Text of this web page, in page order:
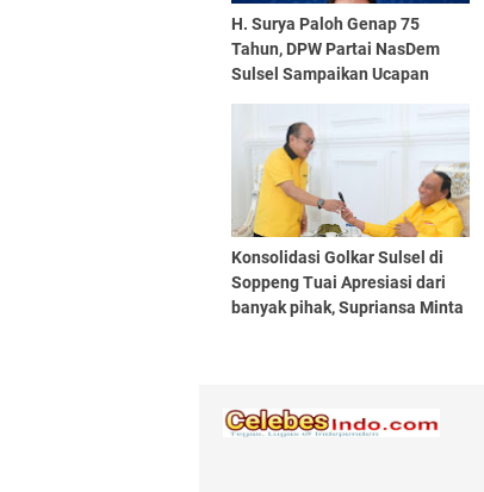
H. Surya Paloh Genap 75
Tahun, DPW Partai NasDem
Sulsel Sampaikan Ucapan
Konsolidasi Golkar Sulsel di
Soppeng Tuai Apresiasi dari
banyak pihak, Supriansa Minta